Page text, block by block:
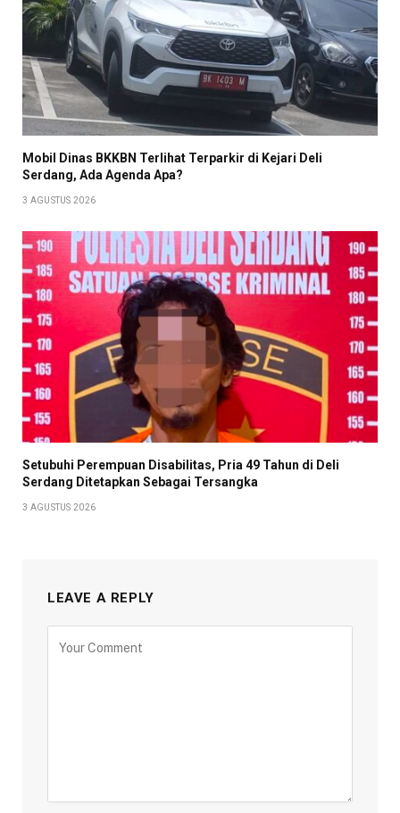
Mobil Dinas BKKBN Terlihat Terparkir di Kejari Deli
Serdang, Ada Agenda Apa?
3 AGUSTUS 2026
Setubuhi Perempuan Disabilitas, Pria 49 Tahun di Deli
Serdang Ditetapkan Sebagai Tersangka
3 AGUSTUS 2026
LEAVE A REPLY